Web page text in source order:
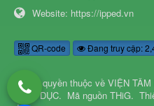
Website: https://ipped.vn
QR-code Đang truy cập:
© Bản quyền thuộc về VIỆN TÂM
GIÁO DỤC. Mã nguồn THiG.